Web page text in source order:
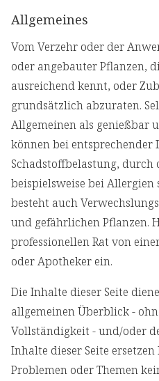
Allgemeines
Vom Verzehr oder der
oder angebauter Pflanzen,
ausreichend kennt, oder
grundsätzlich abzuraten.
Allgemeinen als genießbar
können bei entsprechender
Schadstoffbelastung, durch
beispielsweise bei
besteht auch
und gefährlichen Pflanzen.
professionellen Rat von
oder Apotheker ein.
Die Inhalte dieser Seite
allgemeinen Überblick -
Vollständigkeit - und/oder
Inhalte dieser Seite
Problemen oder Themen